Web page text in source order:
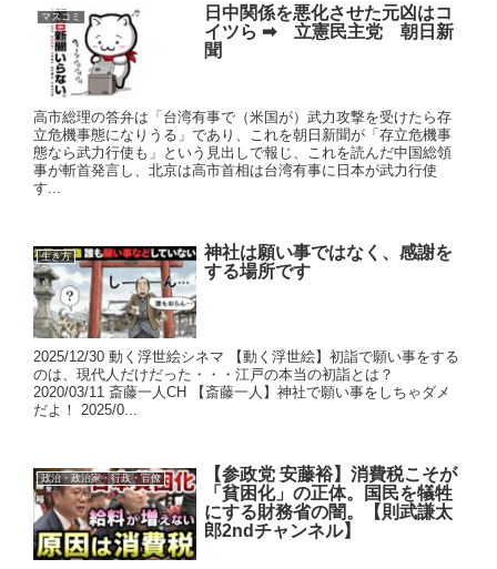
マスコミ
日中関係を悪化させた元凶はコ
イツら ➡ 立憲民主党 朝日新
聞
高市総理の答弁は「台湾有事で（米国が）武力攻撃を受けたら存
立危機事態になりうる」であり、これを朝日新聞が「存立危機事
態なら武力行使も」という見出しで報じ、これを読んだ中国総領
事が斬首発言し、北京は高市首相は台湾有事に日本が武力行使
す...
生き方
神社は願い事ではなく、感謝を
する場所です
2025/12/30 動く浮世絵シネマ 【動く浮世絵】初詣で願い事をする
のは、現代人だけだった・・・江戸の本当の初詣とは？
2020/03/11 斎藤一人CH 【斎藤一人】神社で願い事をしちゃダメ
だよ！ 2025/0...
政治・政治家・行政・官僚
【参政党 安藤裕】消費税こそが
「貧困化」の正体。国民を犠牲
にする財務省の闇。【則武謙太
郎2ndチャンネル】